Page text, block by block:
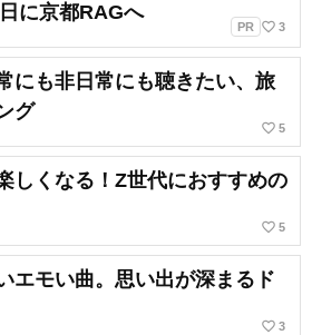
に京都RAGへ
PR favorite_border 3
にも非日常にも聴きたい、旅
グ
favorite_border 5
しくなる！Z世代におすすめの
favorite_border 5
エモい曲。思い出が深まるド
favorite_border 3